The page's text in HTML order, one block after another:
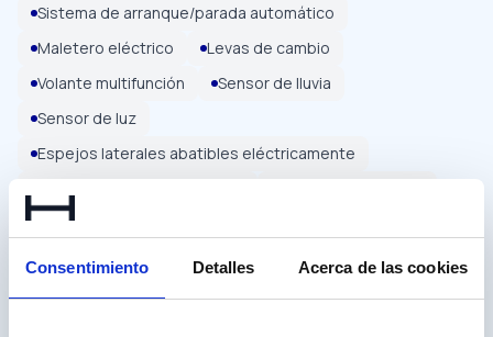
Consentimiento Detalles Acerca de las cookies
Sistema de arranque/parada automático
Maletero eléctrico
Levas de cambio
Volante multifunción
Sensor de lluvia
Sensor de luz
Espejos laterales abatibles eléctricamente
Iluminación ambiental